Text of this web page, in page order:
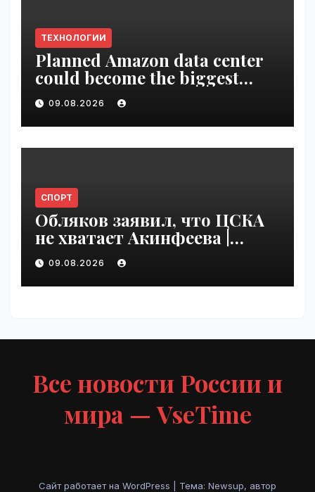
ТЕХНОЛОГИИ
Planned Amazon data center
could become the biggest
climate polluter in the U.S. |
VseTime.ru
09.08.2026
СПОРТ
Обляков заявил, что ЦСКА
не хватает Акинфеева |
VseTime.ru
09.08.2026
Все новости России и
мира — VseTime
Сайт работает на WordPress Тема: Newsup, автор